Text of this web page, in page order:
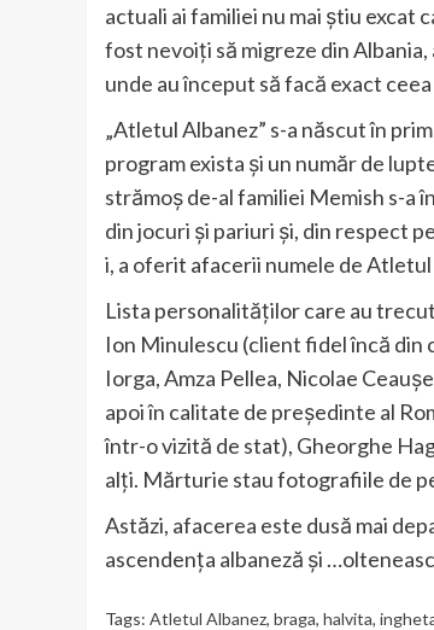
actuali ai familiei nu mai știu excat
fost nevoiți să migreze din
unde au început să facă exact
„Atletul Albanez” s-a născut în
program exista și un număr de
strămoș de-al familiei Memish s-a
din jocuri și pariuri și, din respect
i, a oferit afacerii numele de
Lista personalităților care au
Ion Minulescu (client fidel încă
Iorga, Amza Pellea, Nicolae
apoi în calitate de președinte al
într-o vizită de stat), Gheorghe
alți. Mărturie stau fotografiile de
Astăzi, afacerea este dusă mai
ascendența albaneză și
Tags: Atletul Albanez, braga, halvita,